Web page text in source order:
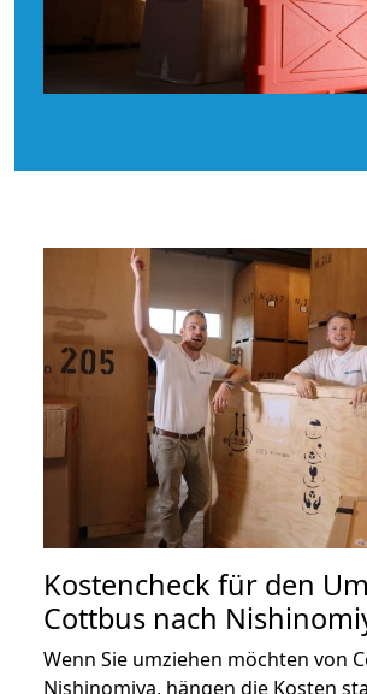
Kostencheck für den
Cottbus nach
Wenn Sie umziehen möchten von
Nishinomiya, hängen die Kosten